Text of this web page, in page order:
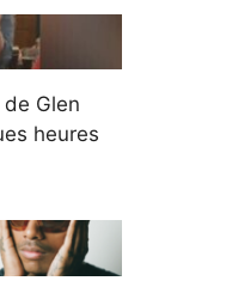
Glen
heures